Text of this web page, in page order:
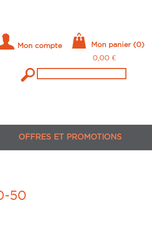
Mon compte Mon panier (0)
0,00 €
OFFRES ET PROMOTIONS
50